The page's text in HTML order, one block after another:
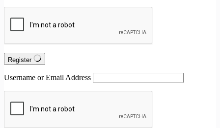
Register
Username or Email Address